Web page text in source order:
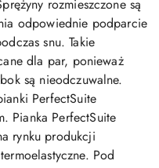
rozmieszczone są
odpowiednie podparcie
snu. Takie
dla par, ponieważ
są nieodczuwalne.
PerfectSuite
Pianka PerfectSuite
rynku produkcji
Pod